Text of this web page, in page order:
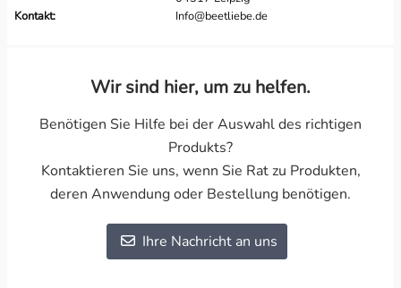
Kontakt:
Info@beetliebe.de
Wir sind hier, um zu helfen.
Benötigen Sie Hilfe bei der Auswahl des richtigen
Produkts?
Kontaktieren Sie uns, wenn Sie Rat zu Produkten,
deren Anwendung oder Bestellung benötigen.
Ihre Nachricht an uns